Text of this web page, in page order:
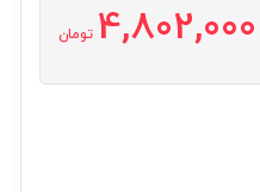
4,802,000 تومان